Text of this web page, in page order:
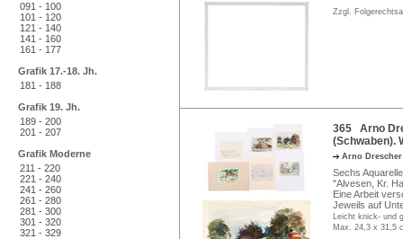
091 - 100
101 - 120
121 - 140
141 - 160
161 - 177
Grafik 17.-18. Jh.
181 - 188
Grafik 19. Jh.
189 - 200
201 - 207
Grafik Moderne
211 - 220
221 - 240
241 - 260
261 - 280
281 - 300
301 - 320
321 - 329
Zzgl.
365 Arno
(Schwaben).
Arno
Sechs
"Alvesen, Kr.
Eine Arbeit
Jeweils auf
Leicht knick- und
Max. 24,3 x 31,5